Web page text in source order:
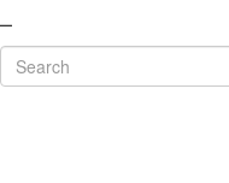
–